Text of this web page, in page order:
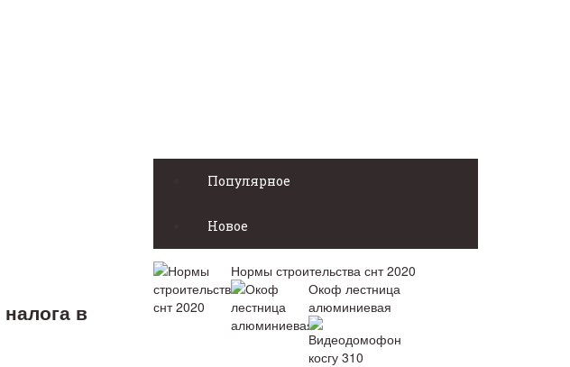
в
Популярное
Новое
Нормы строительства снт 2020
Окоф лестница
алюминиевая